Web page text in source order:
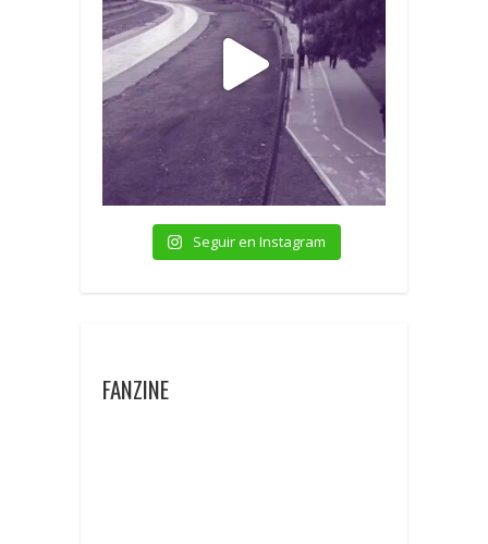
Seguir en Instagram
FANZINE